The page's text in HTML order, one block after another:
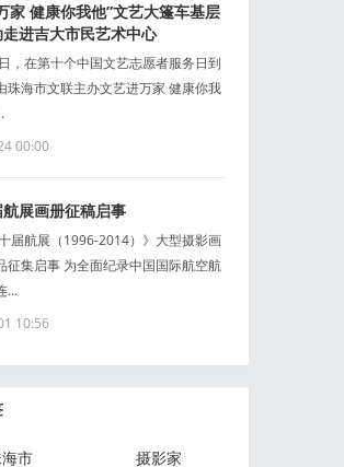
家 健康你我他”文艺大篷车基层
进吉大市民艺术中心
在第十个中国文艺志愿者服务日到
珠海市文联主办文艺进万家 健康你我
00:00
展画册征稿启事
届航展（1996-2014）》大型摄影画
征集启事 为全面纪录中国国际航空航
...
10:56
市 摄影家